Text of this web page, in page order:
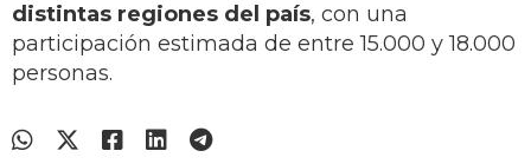
distintas regiones del país, con una
participación estimada de entre 15.000 y 18.000
personas.